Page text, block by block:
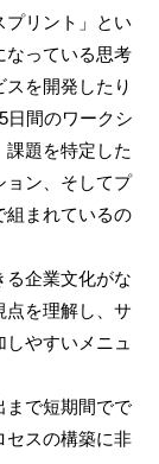
プリント」とい
なっている思考
を開発したり
日間のワークシ
課題を特定した
ョン、そしてプ
組まれているの
る企業文化がな
点を理解し、サ
やすいメニュ
まで短期間でで
セスの構築に非